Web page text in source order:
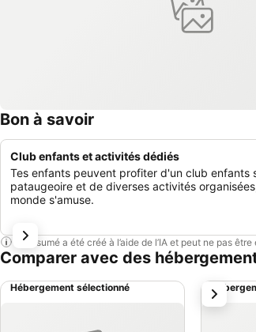
Bon à savoir
Club enfants et activités dédiés
Tes enfants peuvent profiter d'un club enfants
pataugeoire et de diverses activités
monde s'amuse.
Ce résumé a été créé à l’aide de l’IA et peut ne pas
Comparer avec des
Hébergement sélectionné suivant